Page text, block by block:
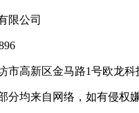
限公司
市高新区金马路1号欧龙科
分均来自网络，如有侵权